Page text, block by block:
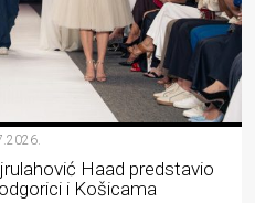
Haad predstavio
i Košicama